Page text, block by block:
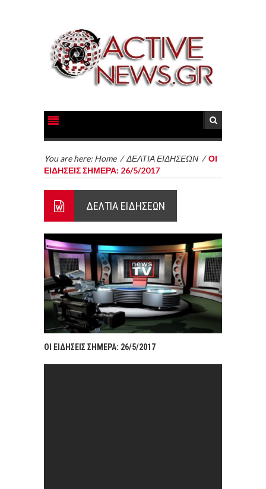
You are here: Home /ΔΕΛΤΙΑ ΕΙΔΗΣΕΩΝ /ΟΙ
ΕΙΔΗΣΕΙΣ ΣΗΜΕΡΑ: 26/5/2017
ΔΕΛΤΙΑ ΕΙΔΗΣΕΩΝ
ΟΙ ΕΙΔΗΣΕΙΣ ΣΗΜΕΡΑ: 26/5/2017